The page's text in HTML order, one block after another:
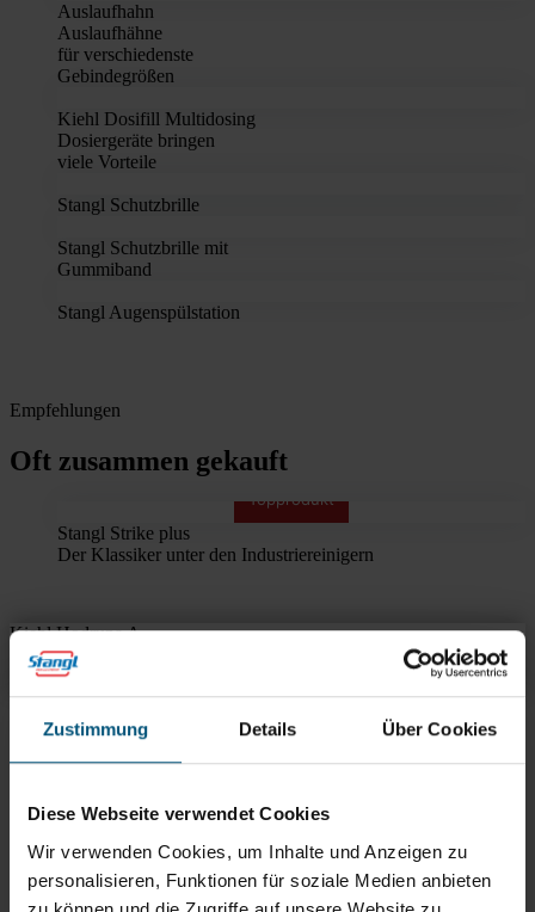
Zustimmung Details Über Cookies
Diese Webseite verwendet Cookies
Wir verwenden Cookies, um Inhalte und Anzeigen zu
personalisieren, Funktionen für soziale Medien anbieten
Auslaufhahn
Auslaufhähne
für verschiedenste
Gebindegrößen
Kiehl Dosifill Multidosing
Dosiergeräte bringen
viele Vorteile
Stangl Schutzbrille
Stangl Schutzbrille mit
Gummiband
Stangl Augenspülstation
Empfehlungen
Oft zusammen gekauft
Topprodukt
Stangl Strike plus
Der Klassiker unter den Industriereinigern
Kiehl Hodrupa A
Übersicht
Empfehlungen
Rein aus Prinzip.